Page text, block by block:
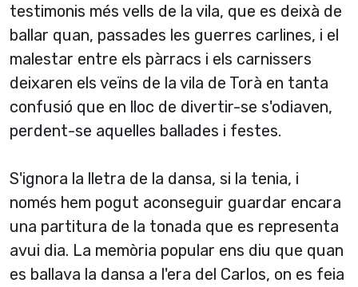
testimonis més vells de la vila, que es deixà de
ballar quan, passades les guerres carlines, i el
malestar entre els pàrracs i els carnissers
deixaren els veïns de la vila de Torà en tanta
confusió que en lloc de divertir-se s'odiaven,
perdent-se aquelles ballades i festes.
S'ignora la lletra de la dansa, si la tenia, i
només hem pogut aconseguir guardar encara
una partitura de la tonada que es representa
avui dia. La memòria popular ens diu que quan
es ballava la dansa a l'era del Carlos, on es feia